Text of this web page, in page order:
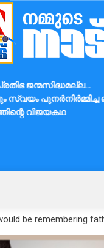
ജന്മസിദ്ധമല്ല…
പുനർനിർമ്മിച്ച
വിജയകഥ
be remembering